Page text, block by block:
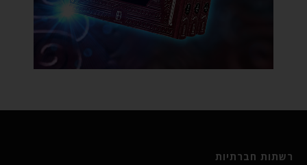
רשתות חברתיות